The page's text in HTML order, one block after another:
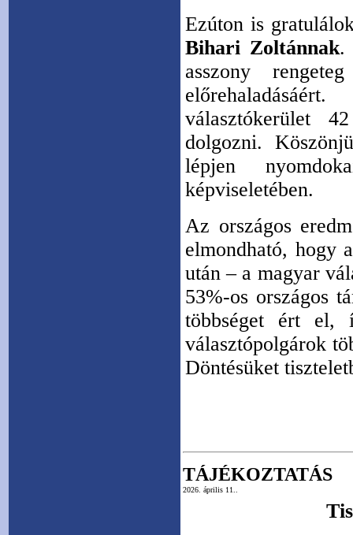
Ezúton is
Bihari Zoltánnak
asszony
választókerület
dolgozni.
lépjen
képviseletében.
Az országos
elmondható, hogy
után – a magyar
53%-os országos
többséget ért el,
választópolgárok
Döntésüket
TÁJÉKOZTATÁS
2026. április 11..